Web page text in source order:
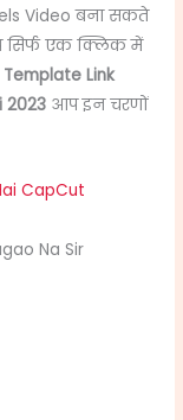
Video बना सकते
सिर्फ एक क्लिक में
Template Link
2023 आप इन चरणों
CapCut